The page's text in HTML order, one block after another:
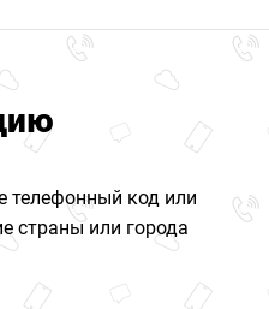
телефонный код или
страны или города